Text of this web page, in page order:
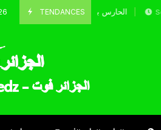
TENDANCES
الحارس بوحلفاية Septembre